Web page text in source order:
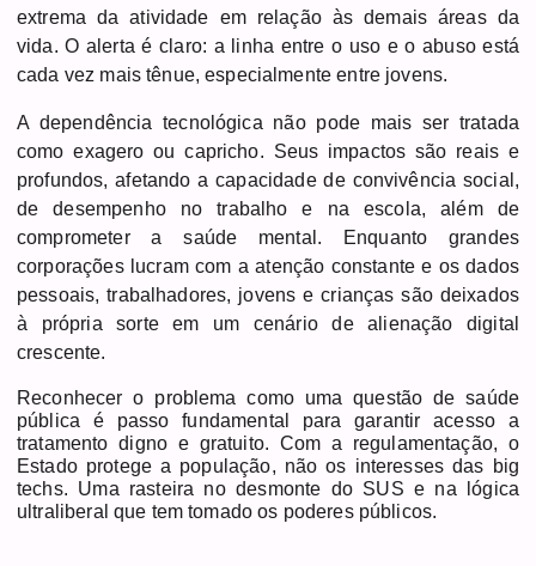
extrema da atividade em relação às demais áreas da
vida. O alerta é claro: a linha entre o uso e o abuso está
cada vez mais tênue, especialmente entre jovens.
A dependência tecnológica não pode mais ser tratada
como exagero ou capricho. Seus impactos são reais e
profundos, afetando a capacidade de convivência social,
de desempenho no trabalho e na escola, além de
comprometer a saúde mental. Enquanto grandes
corporações lucram com a atenção constante e os dados
pessoais, trabalhadores, jovens e crianças são deixados
à própria sorte em um cenário de alienação digital
crescente.
Reconhecer o problema como uma questão de saúde
pública é passo fundamental para garantir acesso a
tratamento digno e gratuito. Com a regulamentação, o
Estado protege a população, não os interesses das big
techs. Uma rasteira no desmonte do SUS e na lógica
ultraliberal que tem tomado os poderes públicos.